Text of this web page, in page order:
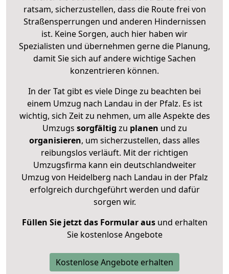
ratsam, sicherzustellen, dass die Route frei von
Straßensperrungen und anderen Hindernissen
ist. Keine Sorgen, auch hier haben wir
Spezialisten und übernehmen gerne die Planung,
damit Sie sich auf andere wichtige Sachen
konzentrieren können.
In der Tat gibt es viele Dinge zu beachten bei
einem Umzug nach Landau in der Pfalz. Es ist
wichtig, sich Zeit zu nehmen, um alle Aspekte des
Umzugs sorgfältig zu planen und zu
organisieren, um sicherzustellen, dass alles
reibungslos verläuft. Mit der richtigen
Umzugsfirma kann ein deutschlandweiter
Umzug von Heidelberg nach Landau in der Pfalz
erfolgreich durchgeführt werden und dafür
sorgen wir.
Füllen Sie jetzt das Formular ausund erhalten
Sie kostenlose Angebote
Kostenlose Angebote erhalten